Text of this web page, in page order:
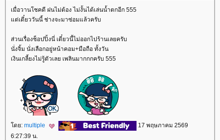
เมื่อวานโชคดี ฝนไม่ต้อง ไม่งั้นได้เล่นน้ำตกอีก 555
ต่เดี๋ยววันนี้ ช่างจะมาซ่อมแล้วครับ
ส่วนเรื่องช็อปปิ้งนี่ เดี๋ยวนี้ไม่ออกไปร้านเลยครับ
นั่งจิ้ม นั่งเลือกอยู่หน้าคอม+มือถือ ทั้งวัน
เงินเกลี้ยงไม่รู้ตัวเลย เพลินมากกกครับ 555
ดย: multiple
17 พฤษภาคม 2569
6:27:39 น.